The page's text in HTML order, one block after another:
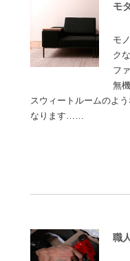
モ
モ
ク
ファ
無
スウィートルームのよ
なります……
職